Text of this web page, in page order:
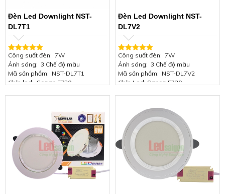
Đèn Led Downlight NST-
DL7T1
Công suất đèn: 7W
Ánh sáng: 3 Chế độ màu
Mã sản phẩm: NST-DL7T1
Chíp led: Sanan 5730
Lỗ khoét trần: 90mm
Hiệu suất phát quang: 85Lm/W
Điện áp: 85-165V/50Hz
Chứng nhận: ISO 9001:2015
Bảo hành: 2 năm
Đèn Led Downlight NST-
DL7V2
Công suất đèn: 7W
Ánh sáng: 3 Chế độ màu
Mã sản phẩm: NST-DL7V2
Chíp Led: Sanan 5730
Kích thước đèn: Φ120*H45mm
Lỗ khoét trần: 90mm
Hiệu suất phát quang:
85Lm/W
Điện áp:
85-165V/50Hz
Chứng nhận:
ISO 9001:2015
Bảo hành:
2 năm